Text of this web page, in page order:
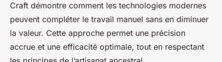
Craft démontre comment les technologies modernes
peuvent compléter le travail manuel sans en diminuer
la valeur. Cette approche permet une précision
accrue et une efficacité optimale, tout en respectant